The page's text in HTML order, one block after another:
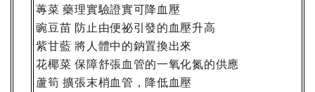
蓴菜 藥理實驗證實可降血壓
豌豆苗 防止由便祕引發的血壓升高
紫甘藍 將人體中的鈉置換出來
花椰菜 保障舒張血管的一氧化氮的供應
蘆筍 擴張末梢血管，降低血壓